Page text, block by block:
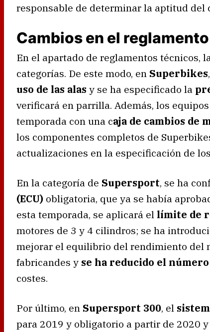
responsable de determinar la aptitud del
Cambios en el
En el apartado de reglamentos técnicos,
categorías. De este modo, en Superbikes
uso de las alas y se ha especificado la
verificará en parrilla. Además, los
temporada con una caja de cambios de
los componentes completos de
actualizaciones en la especificación de
En la categoría de Supersport, se ha
(ECU) obligatoria, que ya se había
esta temporada, se aplicará el límite de
motores de 3 y 4 cilindros; se ha
mejorar el equilibrio del rendimiento del
fabricandes y se ha reducido el
costes.
Por último, en Supersport 300, el
para 2019 y obligatorio a partir de 2020